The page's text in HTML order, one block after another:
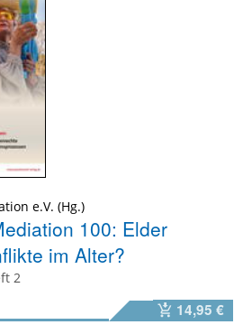
e.V. (Hg.)
100: Elder
im Alter?
2
14,95 €